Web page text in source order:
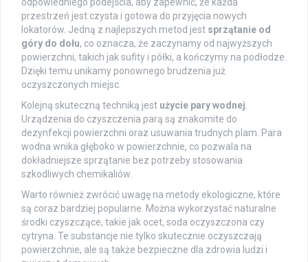
przestrzeń jest czysta i gotowa do przyjęcia nowych
lokatorów. Jedną z najlepszych metod jest sprzątanie od
góry do dołu, co oznacza, że zaczynamy od najwyższych
powierzchni, takich jak sufity i półki, a kończymy na podłodze.
Dzięki temu unikamy ponownego brudzenia już
oczyszczonych miejsc.
Kolejną skuteczną techniką jest użycie pary wodnej
Urządzenia do czyszczenia parą są znakomite do
dezynfekcji powierzchni oraz usuwania trudnych plam. Para
wodna wnika głęboko w powierzchnie, co pozwala na
dokładniejsze sprzątanie bez potrzeby stosowania
szkodliwych chemikaliów.
Warto również zwrócić uwagę na metody ekologiczne, które
są coraz bardziej popularne. Można wykorzystać naturalne
środki czyszczące, takie jak ocet, soda oczyszczona czy
cytryna. Te substancje nie tylko skutecznie oczyszczają
powierzchnie, ale są także bezpieczne dla zdrowia ludzi i